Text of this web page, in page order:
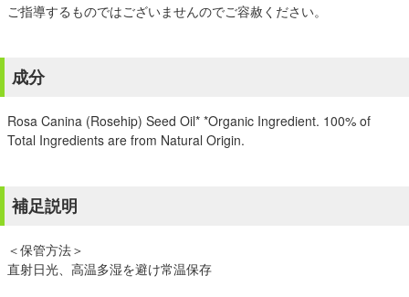
ご指導するものではございませんのでご容赦ください。
成分
Rosa Canina (Rosehip) Seed Oil* *Organic Ingredient. 100% of
Total Ingredients are from Natural Origin.
補足説明
＜保管方法＞
直射日光、高温多湿を避け常温保存